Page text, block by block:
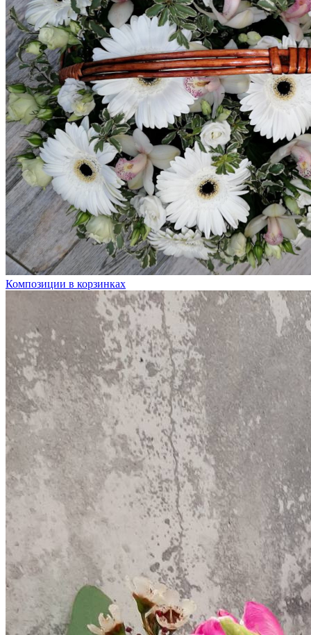
Композиции в корзинках